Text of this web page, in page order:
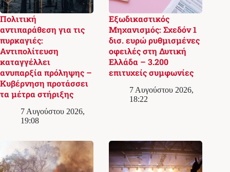
Πολιτική
αντιπαράθεση για τις
πυρκαγιές:
Αντιπολίτευση
καταγγέλλει
ανυπαρξία πρόληψης –
Κυβέρνηση προτάσσει
τα μέτρα στήριξης
7 Αυγούστου 2026,
19:08
Εξωδικαστικός
Μηχανισμός: Σχεδόν 1
δισ. ευρώ ρυθμισμένες
οφειλές στη Δυτική
Ελλάδα – 3.200
επιτυχείς συμφωνίες
7 Αυγούστου 2026,
18:22